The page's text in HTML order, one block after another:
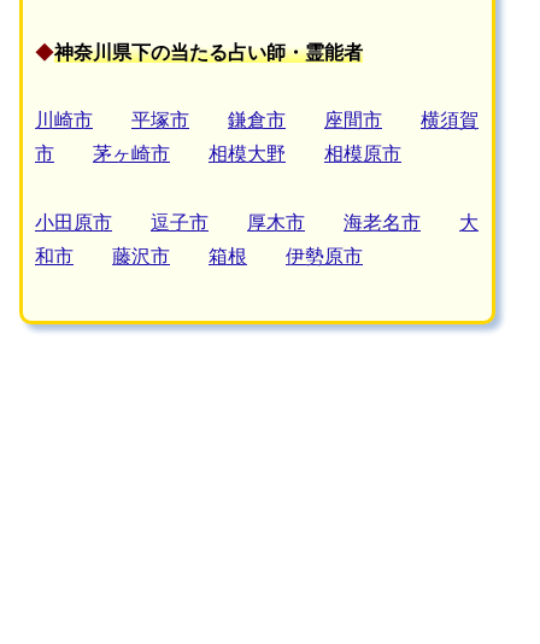
◆神奈川県下の当たる占い師・霊能者
川崎市 平塚市 鎌倉市 座間市
横須賀
市
茅ヶ崎市 相模大野 相模原市
小田原市 逗子市 厚木市 海老名市
大
和市
藤沢市 箱根 伊勢原市